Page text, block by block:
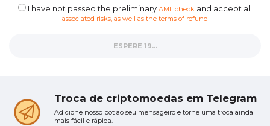
I have not passed the preliminary AML check and accept all
associated risks, as well as the terms of refund
ESPERE 16...
Troca de criptomoedas em Telegram
Adicione nosso bot ao seu mensageiro e torne uma troca ainda
mais fácil e rápida.